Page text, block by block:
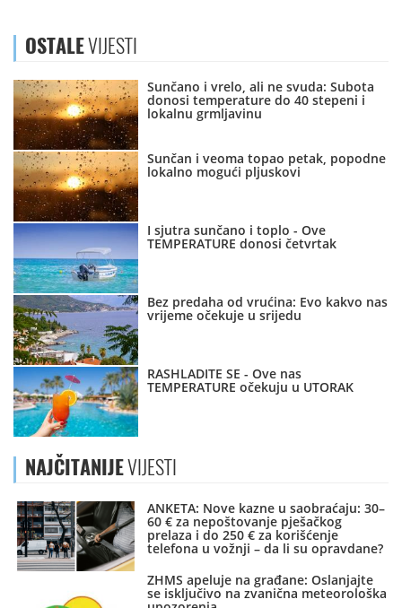
OSTALEVIJESTI
Sunčano i vrelo, ali ne svuda: Subota
donosi temperature do 40 stepeni i
lokalnu grmljavinu
Sunčan i veoma topao petak, popodne
lokalno mogući pljuskovi
I sjutra sunčano i toplo - Ove
TEMPERATURE donosi četvrtak
Bez predaha od vrućina: Evo kakvo nas
vrijeme očekuje u srijedu
RASHLADITE SE - Ove nas
TEMPERATURE očekuju u UTORAK
NAJČITANIJEVIJESTI
ANKETA: Nove kazne u saobraćaju: 30–
60 € za nepoštovanje pješačkog
prelaza i do 250 € za korišćenje
telefona u vožnji – da li su opravdane?
ZHMS apeluje na građane: Oslanjajte
se isključivo na zvanična meteorološka